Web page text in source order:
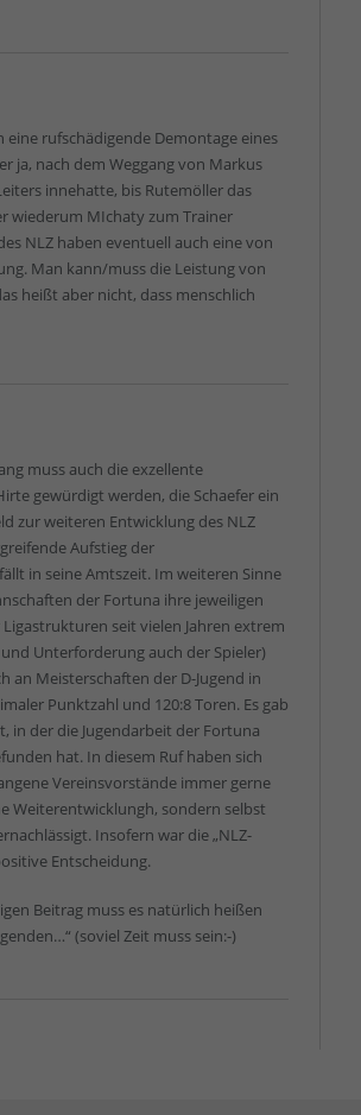
eine rufschädigende Demontage eines
ja, nach dem Weggang von Markus
innehatte, bis Rutemöller das
wiederum MIchaty zum Trainer
NLZ haben eventuell auch eine von
Man kann/muss die Leistung von
heißt aber nicht, dass menschlich
muss auch die exzellente
gewürdigt werden, die Schaefer ein
zur weiteren Entwicklung des NLZ
Aufstieg der
in seine Amtszeit. Im weiteren Sinne
der Fortuna ihre jeweiligen
seit vielen Jahren extrem
Unterforderung auch der Spieler)
an Meisterschaften der D-Jugend in
Punktzahl und 120:8 Toren. Es gab
in der die Jugendarbeit der Fortuna
hat. In diesem Ruf haben sich
Vereinsvorstände immer gerne
Weiterentwicklungh, sondern selbst
Insofern war die „NLZ-
Entscheidung.
Beitrag muss es natürlich heißen
(soviel Zeit muss sein:-)